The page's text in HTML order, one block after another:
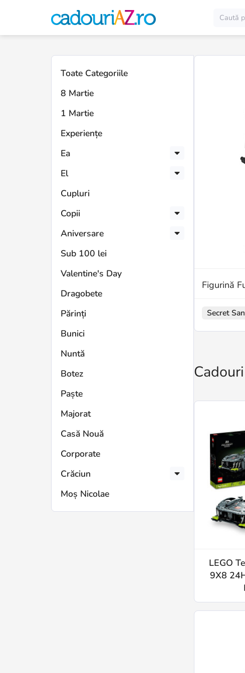
Toate Categoriile
8 Martie
1 Martie
Experiențe
Ea
El
Cupluri
Copii
Aniversare
Sub 100 lei
Valentine's Day
Dragobete
Părinți
Bunici
Nuntă
Botez
Paște
Majorat
Casă Nouă
Corporate
Crăciun
Moș Nicolae
Figurină
Secret
LEGO
9X8